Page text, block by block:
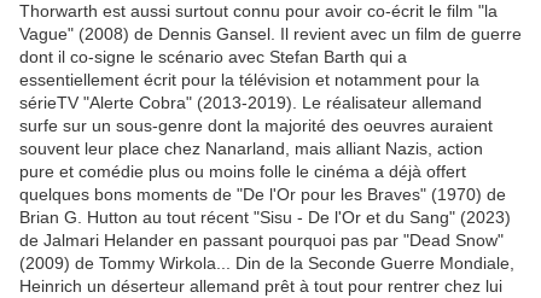
Thorwarth est aussi surtout connu pour avoir co-écrit le film "la
Vague" (2008) de Dennis Gansel. Il revient avec un film de guerre
dont il co-signe le scénario avec Stefan Barth qui a
essentiellement écrit pour la télévision et notamment pour la
sérieTV "Alerte Cobra" (2013-2019). Le réalisateur allemand
surfe sur un sous-genre dont la majorité des oeuvres auraient
souvent leur place chez Nanarland, mais alliant Nazis, action
pure et comédie plus ou moins folle le cinéma a déjà offert
quelques bons moments de "De l'Or pour les Braves" (1970) de
Brian G. Hutton au tout récent "Sisu - De l'Or et du Sang" (2023)
de Jalmari Helander en passant pourquoi pas par "Dead Snow"
(2009) de Tommy Wirkola... Din de la Seconde Guerre Mondiale,
Heinrich un déserteur allemand prêt à tout pour rentrer chez lui